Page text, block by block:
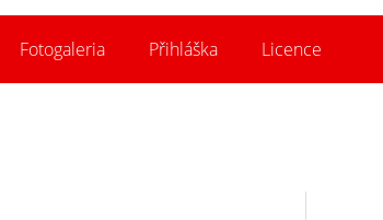
Fotogaleria Přihláška Licence